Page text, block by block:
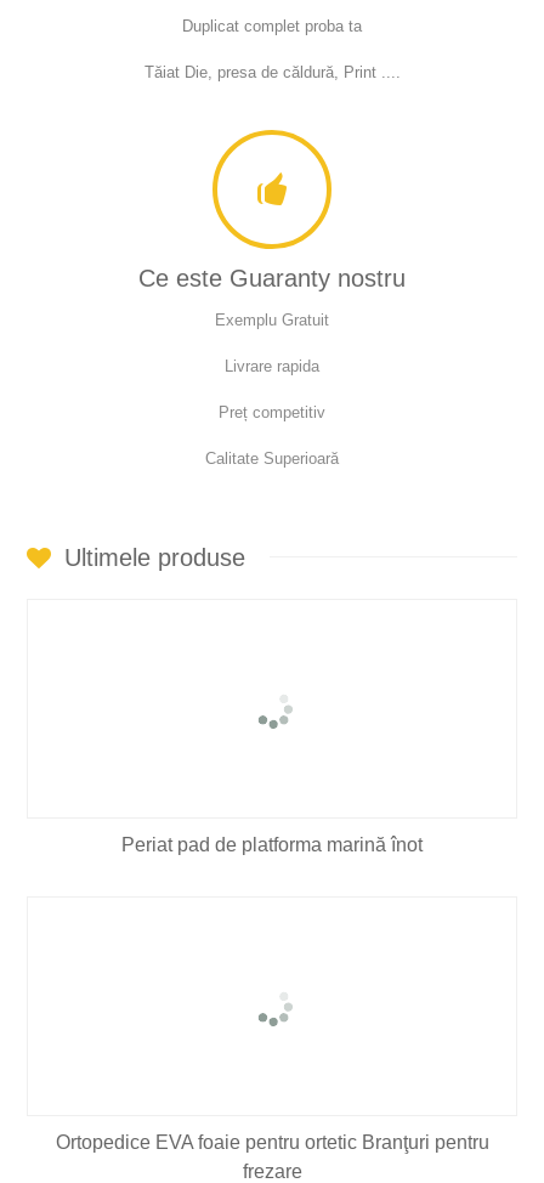
Duplicat complet proba ta
Tăiat Die, presa de căldură, Print ....
Ce este Guaranty nostru
Exemplu Gratuit
Livrare rapida
Preț competitiv
Calitate Superioară
Ultimele produse
Periat pad de platforma marină înot
Ortopedice EVA foaie pentru ortetic Branţuri pentru
frezare